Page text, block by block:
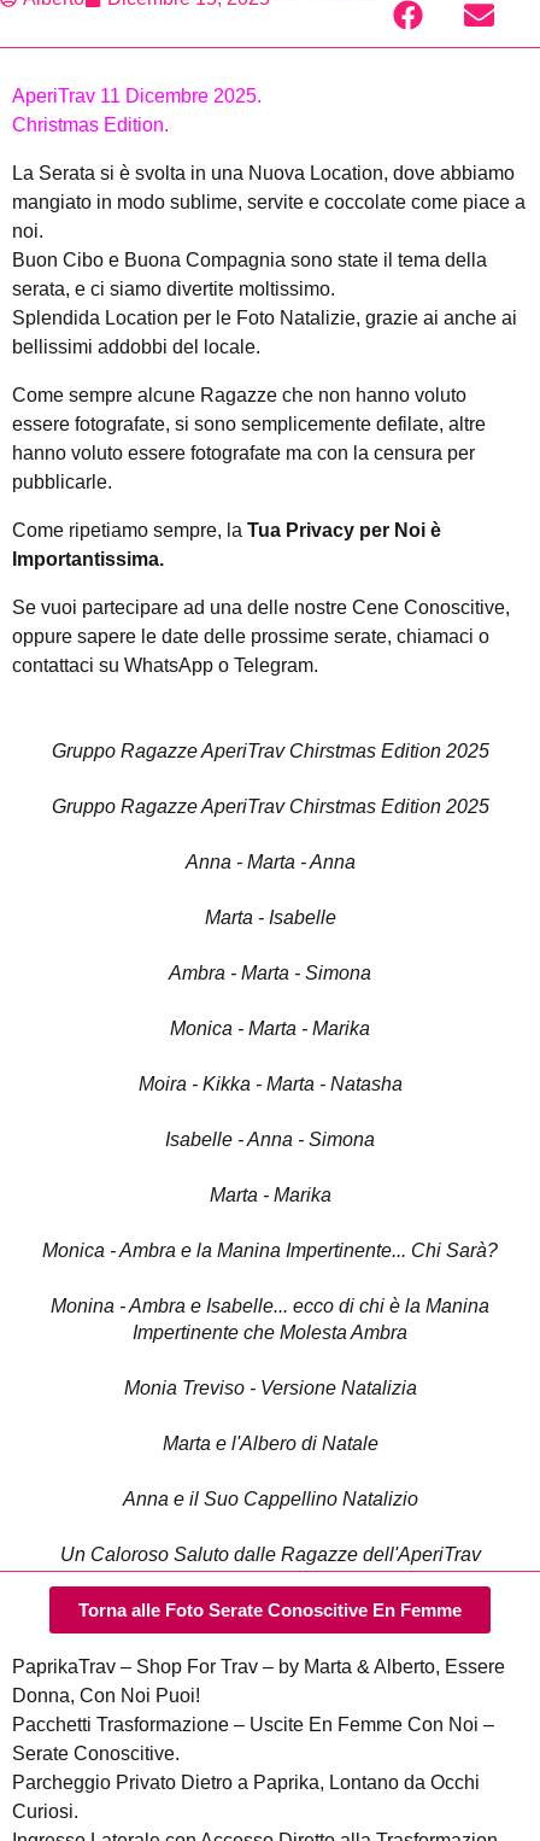
AperiTrav 11 Dicembre 2025.
Christmas Edition.
La Serata si è svolta in una Nuova Location, dove abbiamo
mangiato in modo sublime, servite e coccolate come piace a
noi.
Buon Cibo e Buona Compagnia sono state il tema della
serata, e ci siamo divertite moltissimo.
Splendida Location per le Foto Natalizie, grazie ai anche ai
bellissimi addobbi del locale.
Come sempre alcune Ragazze che non hanno voluto
essere fotografate, si sono semplicemente defilate, altre
hanno voluto essere fotografate ma con la censura per
pubblicarle.
Come ripetiamo sempre, la Tua Privacy per Noi è
Importantissima.
Se vuoi partecipare ad una delle nostre Cene Conoscitive,
oppure sapere le date delle prossime serate, chiamaci o
contattaci su WhatsApp o Telegram.
Gruppo Ragazze AperiTrav Chirstmas Edition 2025
Gruppo Ragazze AperiTrav Chirstmas Edition 2025
Anna - Marta - Anna
Marta - Isabelle
Ambra - Marta - Simona
Monica - Marta - Marika
Moira - Kikka - Marta - Natasha
Isabelle - Anna - Simona
Marta - Marika
Monica - Ambra e la Manina Impertinente... Chi Sarà?
Monina - Ambra e Isabelle... ecco di chi è la Manina
Impertinente che Molesta Ambra
Monia Treviso - Versione Natalizia
Marta e l'Albero di Natale
Anna e il Suo Cappellino Natalizio
Un Caloroso Saluto dalle Ragazze dell'AperiTrav
Torna alle Foto Serate Conoscitive En Femme
PaprikaTrav – Shop For Trav – by Marta & Alberto, Essere
Donna, Con Noi Puoi!
Pacchetti Trasformazione – Uscite En Femme Con Noi –
Serate Conoscitive.
Parcheggio Privato Dietro a Paprika, Lontano da Occhi
Curiosi.